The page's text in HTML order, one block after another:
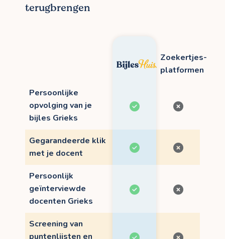
terugbrengen
Zoekertjes-
platformen
Persoonlijke
opvolging van je
bijles Grieks
Gegarandeerde klik
met je docent
Persoonlijk
geïnterviewde
docenten Grieks
Screening van
puntenlijsten en